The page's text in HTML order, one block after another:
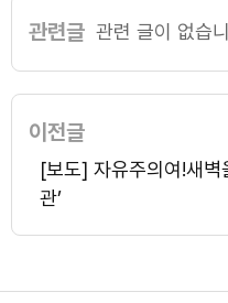
관련글 관련 글이 없습
이전글
[보도] 자유주의여!새
관’